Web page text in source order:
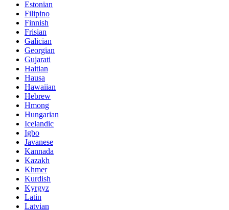
Estonian
Filipino
Finnish
Frisian
Galician
Georgian
Gujarati
Haitian
Hausa
Hawaiian
Hebrew
Hmong
Hungarian
Icelandic
Igbo
Javanese
Kannada
Kazakh
Khmer
Kurdish
Kyrgyz
Latin
Latvian